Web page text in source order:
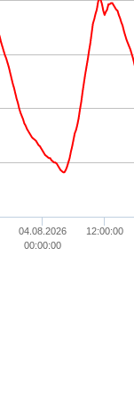
04.08.2026
00:00:00
12:00:00